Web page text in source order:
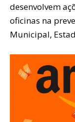
desenvolvem
oficinas na
Municipal,